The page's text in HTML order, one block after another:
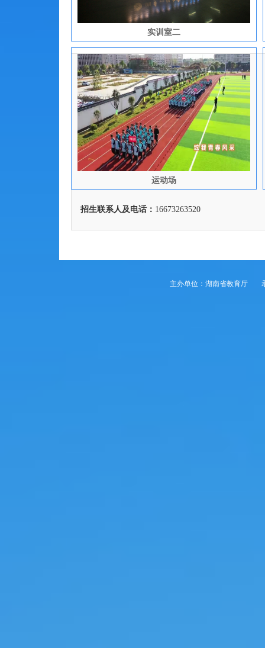
实训室二
运动场
招生联系人及电话： 16673263520
主办单位：湖南省教育厅